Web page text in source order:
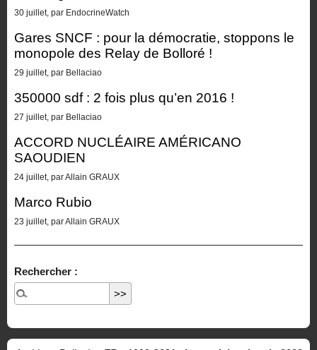
30 juillet, par EndocrineWatch
Gares SNCF : pour la démocratie, stoppons le
monopole des Relay de Bolloré !
29 juillet, par Bellaciao
350000 sdf : 2 fois plus qu’en 2016 !
27 juillet, par Bellaciao
ACCORD NUCLÉAIRE AMÉRICANO
SAOUDIEN
24 juillet, par Allain GRAUX
Marco Rubio
23 juillet, par Allain GRAUX
Rechercher :